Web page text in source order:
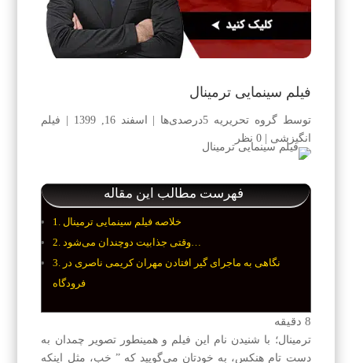
فیلم سینمایی ترمینال
توسطگروه تحریریه 5درصدی‌ها اسفند 16, 1399
فیلم
انگیزشی |0 نظر
فهرست مطالب این مقاله
خلاصه فیلم سینمایی ترمینال
نگاهی به ماجرای گیر افتادن مهران کریمی ناصری در
فرودگاه
8 دقیقه
ترمینال؛ با شنیدن نام این فیلم و همینطور تصویر چمدان به
دست تام هنکس، به خودتان می‌گویید که ” خب، مثل اینکه